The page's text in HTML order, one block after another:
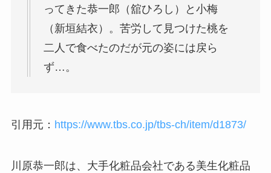
ってきた恭一郎（舘ひろし）と小梅
（新垣結衣）。苦労して見つけた桃を
二人で食べたのだが元の姿には戻ら
ず…。
引用元： https://www.tbs.co.jp/tbs-ch/item/d1873/
川原恭一郎は、大手化粧品会社である美生化粧品